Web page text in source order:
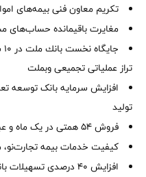
تکریم معاون فنی بیمه‌های
مغایرت‌ باقیمانده حساب‌های مشتریان تا ۱۷
تراز عملیاتی تجمیعی وبملت
افزایش سرمایه بانک توسعه
تولید
فروش 54 همتی در یک ماه و عبور درآمد سه‌ماهه از 81 همت
کیفیت خدمات بیمه تجارت‌نو،
افزایش 40 درصدی